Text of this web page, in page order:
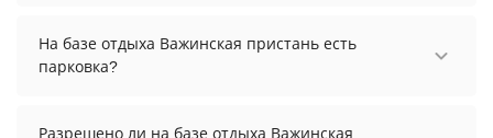
бассейна.
На базе отдыха Важинская пристань есть
парковка?
парковка, уточните информацию перед
Разрешено ли на базе отдыха Важинская